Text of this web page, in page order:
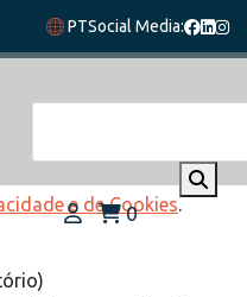
de cookies
necessários,
uma boa experiência
funcionalidades.
e de Cookies.
PTSocial Media:
0